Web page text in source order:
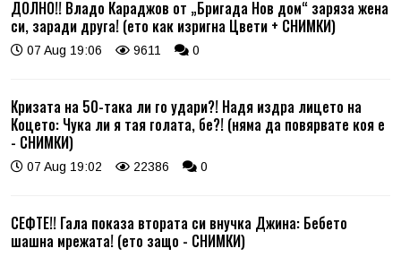
ДОЛНО!! Владо Караджов от „Бригада Нов дом“ заряза жена
си, заради друга! (ето как изригна Цвети + СНИМКИ)
07 Aug 19:06 9611 0
Кризата на 50-така ли го удари?! Надя издра лицето на
Коцето: Чука ли я тая голата, бе?! (няма да повярвате коя е
- СНИМКИ)
07 Aug 19:02 22386 0
СЕФТЕ!! Гала показа втората си внучка Джина: Бебето
шашна мрежата! (ето защо - СНИМКИ)